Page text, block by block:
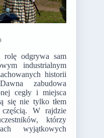
odgrywa sam
industrialnym
historii
zabudowa
cegły i miejsca
się nie tylko tłem
W rajdzie
którzy
wyjątkowych